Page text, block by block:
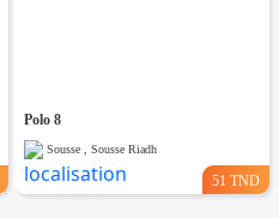
Polo 8
Sousse , Sousse Riadh
51 TND